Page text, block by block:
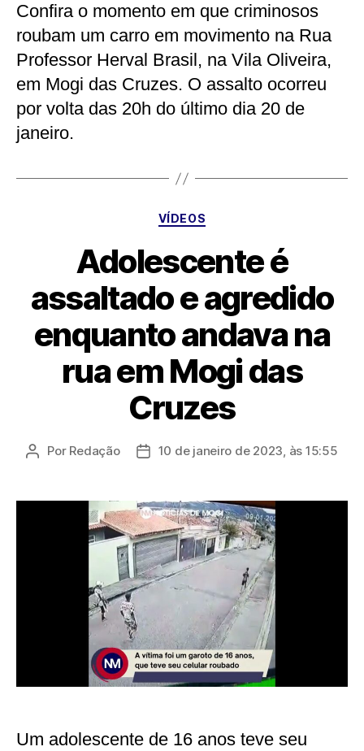
Confira o momento em que criminosos
roubam um carro em movimento na Rua
Professor Herval Brasil, na Vila Oliveira,
em Mogi das Cruzes. O assalto ocorreu
por volta das 20h do último dia 20 de
janeiro.
Categorias
VÍDEOS
Adolescente é
assaltado e agredido
enquanto andava na
rua em Mogi das
Cruzes
Autor
Por Redação
Data10 de janeiro de 2023, às 15:55
Um adolescente de 16 anos teve seu